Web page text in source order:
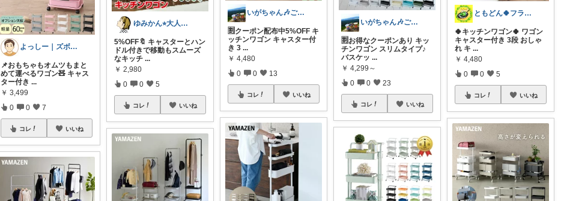
よっしー｜ズボラでもおしゃれに整えたい
📌おもちゃもオムツもまと
めて運べるワゴン🧸 キャス
ター付き ...
￥ 3,499
0 0 7
コレ いいね
ゆみかん⭐︎大人の暮らし研究室
5%OFF🔖 キャスターとハン
ドル付きで移動もスムーズ
なキッチ ...
￥ 2,980
0 0 5
コレ いいね
いがちゃん🎶ご購入感謝です🎶
🈹クーポン配布中5%OFF キ
ッチンワゴン キャスター付
き 3 ...
￥ 4,480
0 0 13
コレ いいね
いがちゃん🎶ご購入感謝です🎶
🈹お得なクーポンあり キッ
チンワゴン スリムタイプ♪
バスケッ ...
￥ 4,299～
0 0 23
コレ いいね
ともどん🍀フライパン料理ある暮らし🍳
🍀キッチンワゴン🍀 ワゴン
キャスター付き 3段 おしゃ
れ キ ...
￥ 4,480
0 0 5
コレ いいね